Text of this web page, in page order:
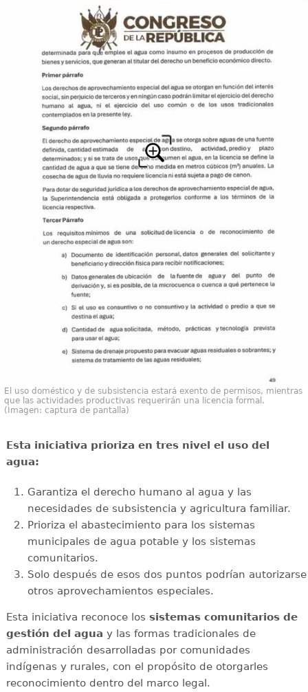
El uso doméstico y de subsistencia estará exento de permisos, mientras
que las actividades productivas requerirán una licencia formal.
(Imagen: captura de pantalla)
Esta iniciativa prioriza en tres nivel el uso del
agua:
Garantiza el derecho humano al agua y las
necesidades de subsistencia y agricultura familiar.
Prioriza el abastecimiento para los sistemas
municipales de agua potable y los sistemas
comunitarios.
Solo después de esos dos puntos podrían autorizarse
otros aprovechamientos especiales.
Esta iniciativa reconoce los sistemas comunitarios de
gestión del agua y las formas tradicionales de
administración desarrolladas por comunidades
indígenas y rurales, con el propósito de otorgarles
reconocimiento dentro del marco legal.